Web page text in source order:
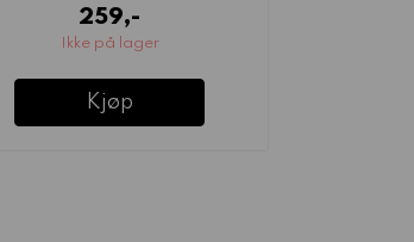
259,-
Ikke på lager
Kjøp